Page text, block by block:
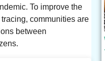
To improve the
communities are
between